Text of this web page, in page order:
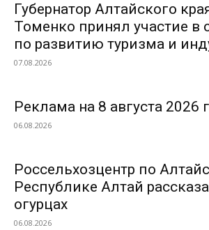
Губернатор Алтайского
Томенко принял участие в
по развитию туризма и
07.08.2026
Реклама на 8 августа 2026
06.08.2026
Россельхозцентр по
Республике Алтай
огурцах
06.08.2026